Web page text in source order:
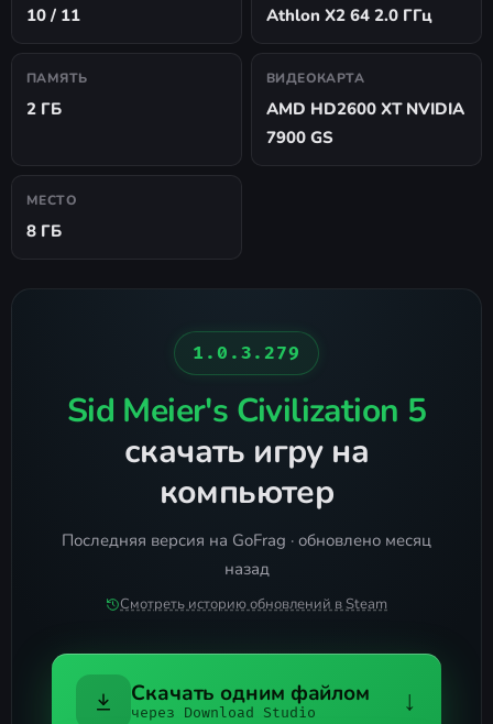
10 / 11
Athlon X2 64 2.0 ГГц
ПАМЯТЬ
2 ГБ
ВИДЕОКАРТА
AMD HD2600 XT NVIDIA
7900 GS
МЕСТО
8 ГБ
1.0.3.279
Sid Meier's Civilization 5
скачать игру на
компьютер
Последняя версия на GoFrag · обновлено месяц
назад
Смотреть историю обновлений в Steam
Скачать одним файлом
через Download Studio ↓